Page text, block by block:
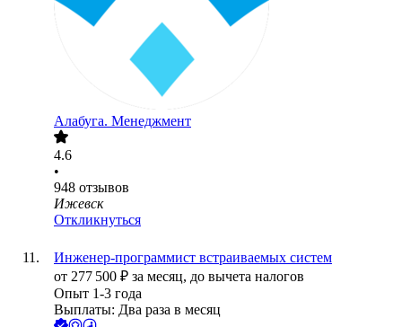
Алабуга. Менеджмент
4.6
•
948 отзывов
Ижевск
Откликнуться
Инженер‑программист встраиваемых систем
от 277 500 ₽ за месяц, до вычета налогов
Опыт 1-3 года
Выплаты: Два раза в месяц